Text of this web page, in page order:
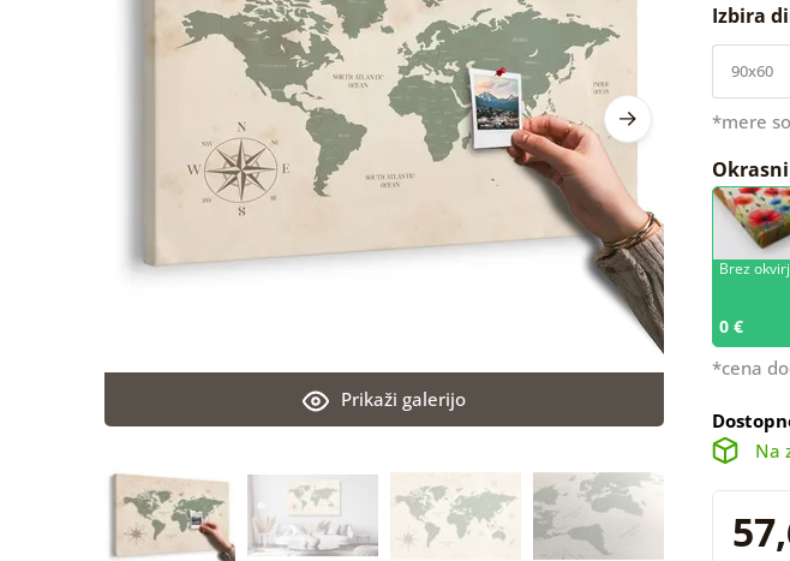
Prikaži galerijo
Izbira
90x60
*mere
Brez
0 €
*cena
Na